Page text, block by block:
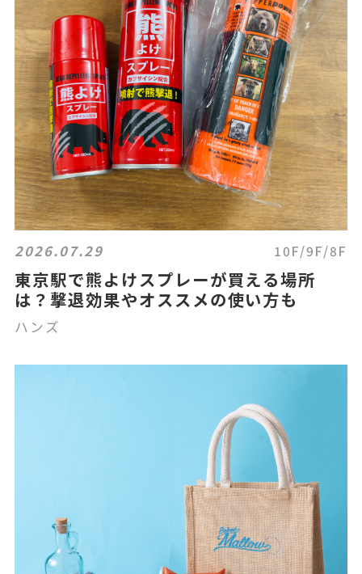
2026.07.29 10F/9F/8F
東京駅で熊よけスプレーが買える場所
は？撃退効果やオススメの使い方も
ハンズ